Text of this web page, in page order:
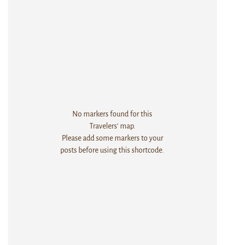
No markers found for this
Travelers' map.
Please add some markers to your
posts before using this shortcode.